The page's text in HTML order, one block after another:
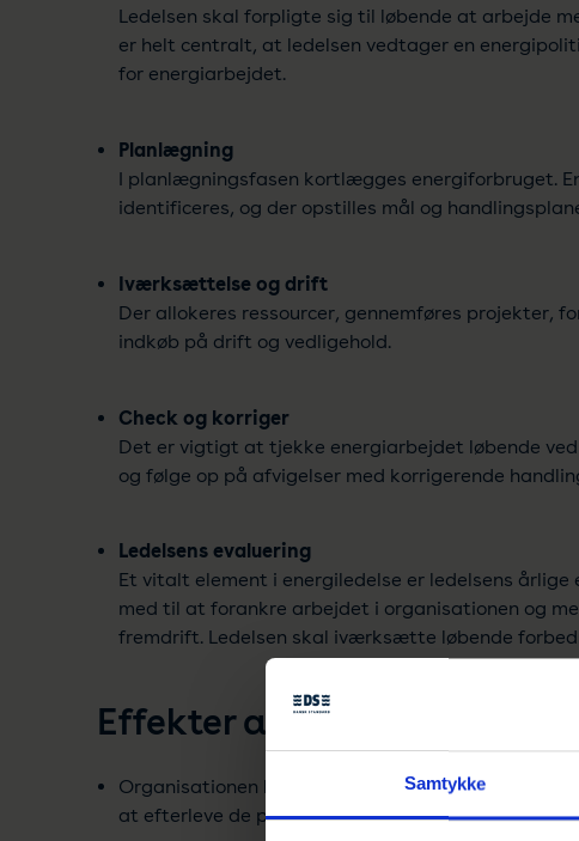
Samtykke
Ledelsen skal forpligte sig til løbende at arbejde
er helt centralt, at ledelsen vedtager en
for energiarbejdet.
Planlægning
I planlægningsfasen kortlægges energiforbruget.
identificeres, og der opstilles mål og
Iværksættelse og drift
Der allokeres ressourcer, gennemføres projekter,
indkøb på drift og vedligehold.
Check og korriger
Det er vigtigt at tjekke energiarbejdet løbende
og følge op på afvigelser med korrigerende
Ledelsens evaluering
Et vitalt element i energiledelse er ledelsens årlige
med til at forankre arbejdet i organisationen og
fremdrift. Ledelsen skal iværksætte løbende
Effekter af at bruge
Organisationen kan arbejde målrettet,
at efterleve de politiske klimamålsætninger.